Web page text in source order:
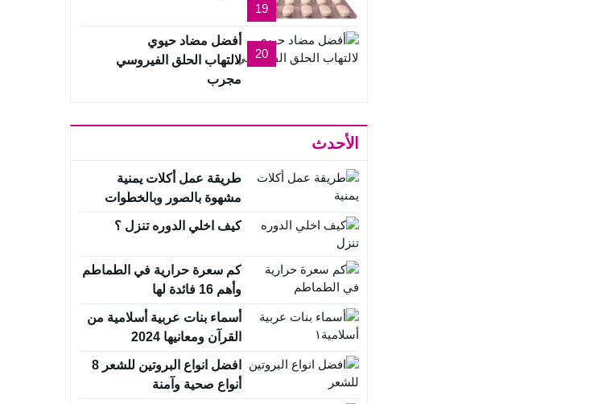
19
20
أفضل مضاد حيوي
لالتهاب الحلق الفيروسي
مجرب
الأحدث
طريقة عمل أكلات يمنية
مشهوة بالصور وبالخطوات
خطوة بخطوة
كيف اخلي الدوره تنزل ؟
كم سعرة حرارية في الطماطم
وأهم 16 فائدة لها
أسماء بنات عربية أسلامية من
القرآن ومعانيها 2024
افضل انواع البروتين للشعر 8
أنواع صحية وآمنة